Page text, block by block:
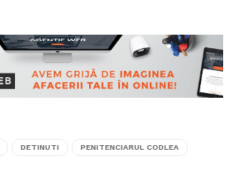
DETINUTI PENITENCIARUL CODLEA